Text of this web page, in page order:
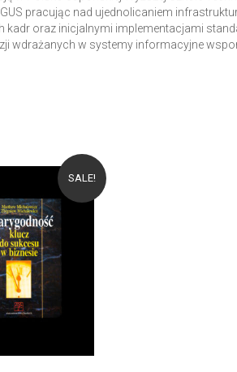
pracując nad ujednolicaniem
oraz inicjalnymi implementacjami
wdrażanych w systemy informacyjne
SALE!